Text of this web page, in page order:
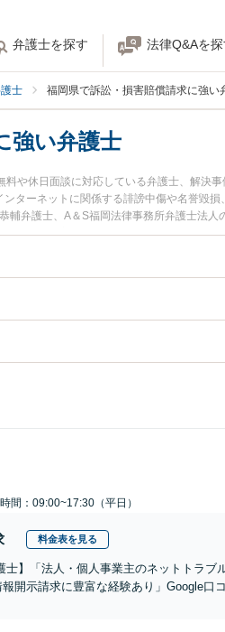
弁護士を探す 法律Q&Aを探
士 福岡県で訴訟・損害賠償請求に強い
強い弁護士
や休日面談に対応している弁護士、解決
ターネットに関係する誹謗中傷や名誉毀
弁護士、A＆S福岡法律事務所弁護士法人
訴訟・損害賠償請求のトラブルを今すぐ
ネットトラブル訴訟・損害賠償請求を法律
間：09:00~17:30（平日）
料金表を見る
】「法人・個人事業主のネットトラブ
開示請求に豊富な経験あり」Google口